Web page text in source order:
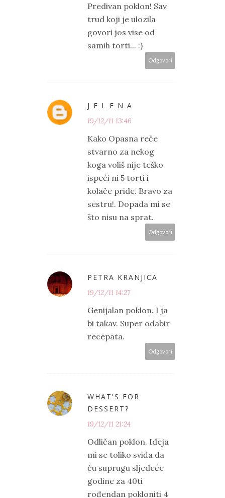
Predivan poklon! Sav
trud koji je ulozila
govori jos vise od
samih torti... :)
Odgovori
J E L E N A
19/12/11 13:46
Kako Opasna reče
stvarno za nekog
koga voliš nije teško
ispeći ni 5 torti i
kolače pride. Bravo za
sestru!. Dopada mi se
što nisu na sprat.
Odgovori
PETRA KRANJICA
19/12/11 14:27
Genijalan poklon. I ja
bi takav. Super odabir
recepata.
Odgovori
WHAT'S FOR
DESSERT?
19/12/11 21:24
Odličan poklon. Ideja
mi se toliko sviđa da
ću suprugu sljedeće
godine za 40ti
rođendan pokloniti 4